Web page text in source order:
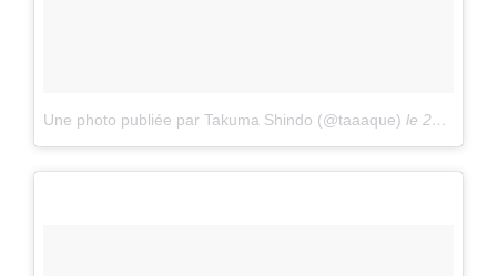
Une photo publiée par Takuma Shindo (@taaaque) le 26 Mars 2016 à 1h47 PDT